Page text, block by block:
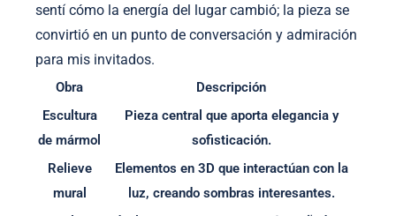
sentí cómo la energía del lugar cambió; la pieza se
convirtió en un punto de conversación y admiración
para mis invitados.
Obra
Descripción
Escultura
de mármol
Pieza central que aporta elegancia y
sofisticación.
Relieve
mural
Elementos en 3D que interactúan con la
luz, creando sombras interesantes.